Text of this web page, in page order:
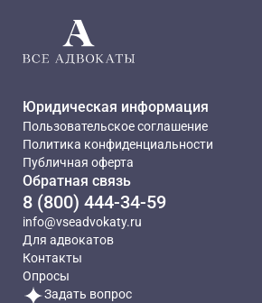
Юридическая информация
Пользовательское соглашение
Политика конфиденциальности
Публичная оферта
Обратная связь
8 (800) 444-34-59
info@vseadvokaty.ru
Для адвокатов
Контакты
Опросы
Задать вопрос